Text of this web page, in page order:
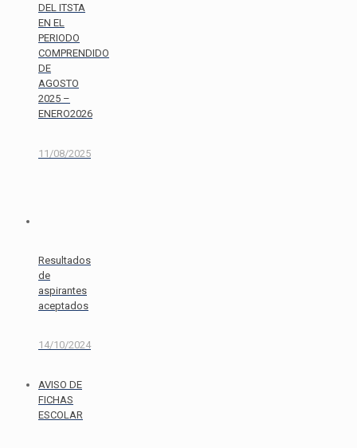
DEL ITSTA
EN EL
PERIODO
COMPRENDIDO
DE
AGOSTO
2025 –
ENERO2026
11/08/2025
Resultados
de
aspirantes
aceptados
14/10/2024
AVISO DE
FICHAS
ESCOLAR